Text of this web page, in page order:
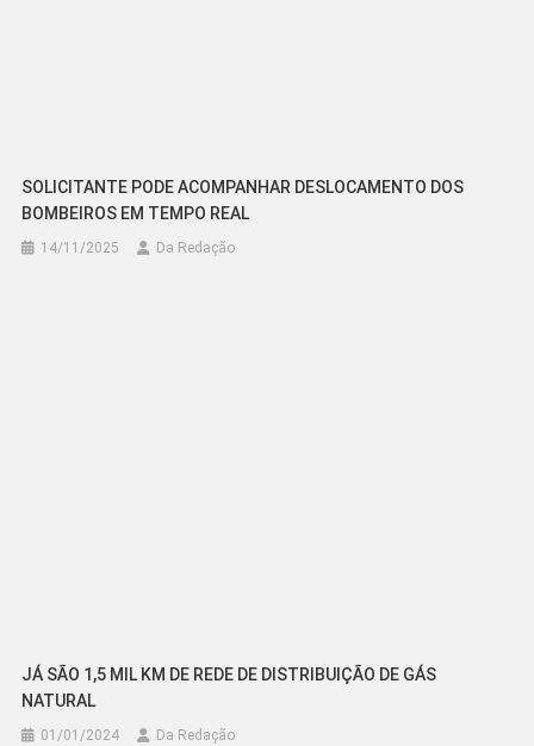
SOLICITANTE PODE ACOMPANHAR DESLOCAMENTO DOS
BOMBEIROS EM TEMPO REAL
14/11/2025 Da Redação
JÁ SÃO 1,5 MIL KM DE REDE DE DISTRIBUIÇÃO DE GÁS
NATURAL
01/01/2024 Da Redação